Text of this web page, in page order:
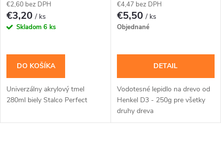
€2,60 bez DPH
€3,20/ ks
Skladom 6 ks
DO KOŠÍKA
Univerzálny akrylový tmel
280ml biely Stalco Perfect
€4,47 bez DPH
€5,50/ ks
Objednané
DETAIL
Vodotesné lepidlo na drevo od
Henkel D3 - 250g pre všetky
druhy dreva